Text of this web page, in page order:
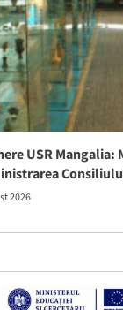
USR Mangalia:
2026